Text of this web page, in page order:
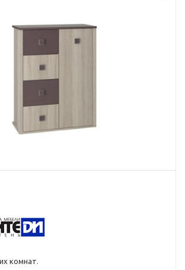
комнат.